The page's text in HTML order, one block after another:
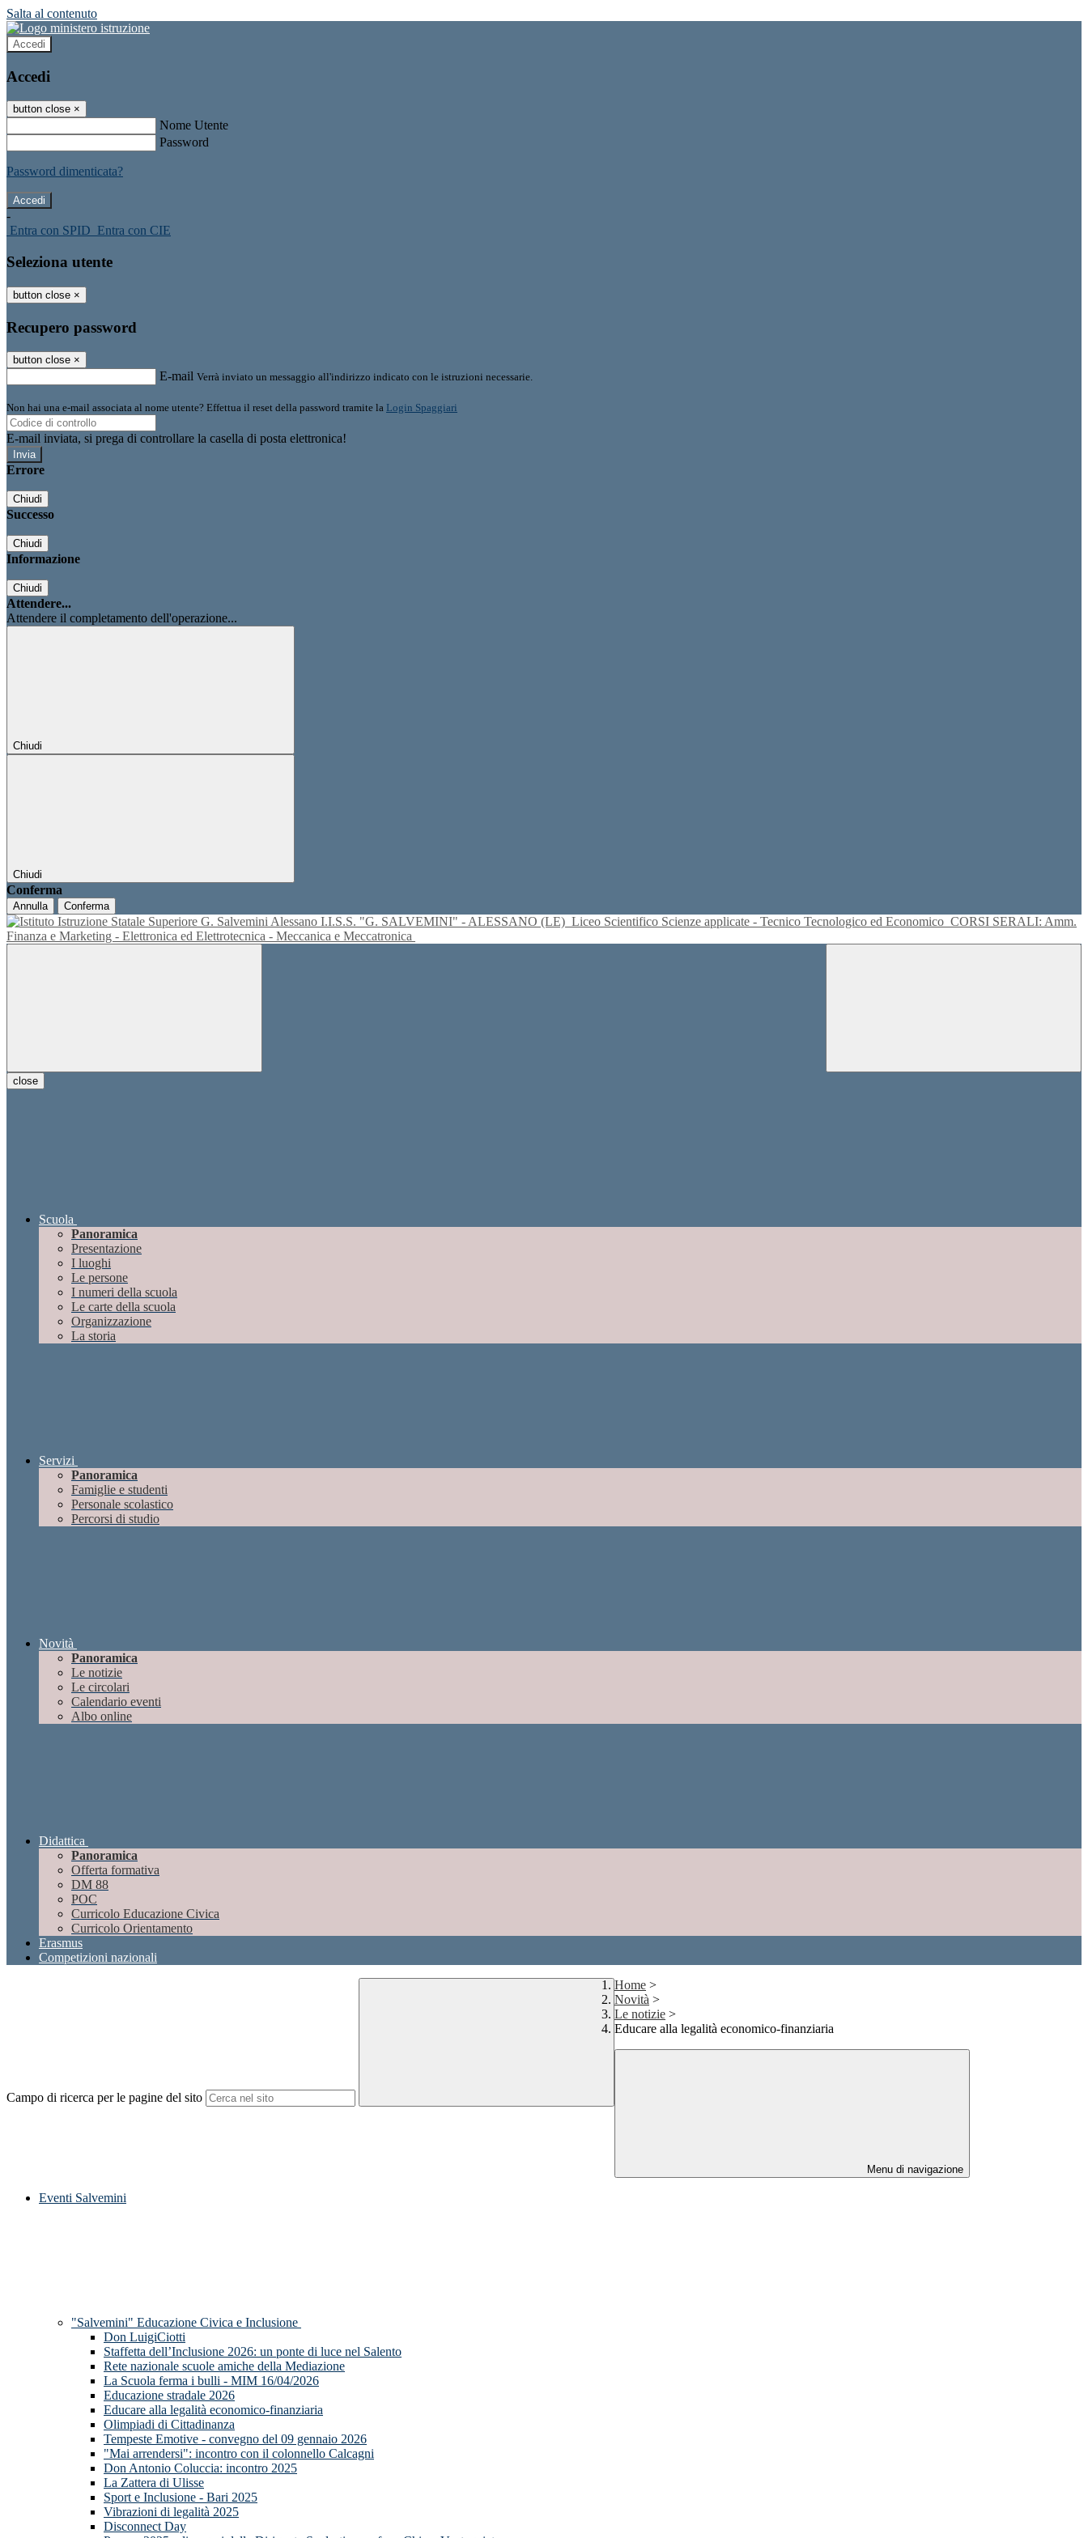
Salta al contenuto
Accedi
Accedi
button close ×
Nome Utente
Password
Password dimenticata?
-
Entra con SPID Entra con CIE
Seleziona utente
button close ×
Recupero password
button close ×
E-mail Verrà inviato un messaggio all'indirizzo indicato con le istruzioni necessarie.
Non hai una e-mail associata al nome utente? Effettua il reset della password tramite la Login Spaggiari
E-mail inviata, si prega di controllare la casella di posta elettronica!
Errore
Chiudi
Successo
Chiudi
Informazione
Chiudi
Attendere...
Attendere il completamento dell'operazione...
Chiudi
Chiudi
Conferma
Annulla Conferma
I.I.S.S. "G. SALVEMINI" - ALESSANO (LE) Liceo Scientifico Scienze applicate - Tecnico Tecnologico ed Economico CORSI SERALI: Amm.
Finanza e Marketing - Elettronica ed Elettrotecnica - Meccanica e Meccatronica
close
Scuola
Panoramica
Presentazione
I luoghi
Le persone
I numeri della scuola
Le carte della scuola
Organizzazione
La storia
Servizi
Panoramica
Famiglie e studenti
Personale scolastico
Percorsi di studio
Novità
Panoramica
Le notizie
Le circolari
Calendario eventi
Albo online
Didattica
Panoramica
Offerta formativa
DM 88
POC
Curricolo Educazione Civica
Curricolo Orientamento
Erasmus
Competizioni nazionali
Campo di ricerca per le pagine del sito
Home >
Novità >
Le notizie >
Educare alla legalità economico-finanziaria
Menu di navigazione
Eventi Salvemini
"Salvemini" Educazione Civica e Inclusione
Don LuigiCiotti
Staffetta dell’Inclusione 2026: un ponte di luce nel Salento
Rete nazionale scuole amiche della Mediazione
La Scuola ferma i bulli - MIM 16/04/2026
Educazione stradale 2026
Educare alla legalità economico-finanziaria
Olimpiadi di Cittadinanza
Tempeste Emotive - convegno del 09 gennaio 2026
"Mai arrendersi": incontro con il colonnello Calcagni
Don Antonio Coluccia: incontro 2025
La Zattera di Ulisse
Sport e Inclusione - Bari 2025
Vibrazioni di legalità 2025
Disconnect Day